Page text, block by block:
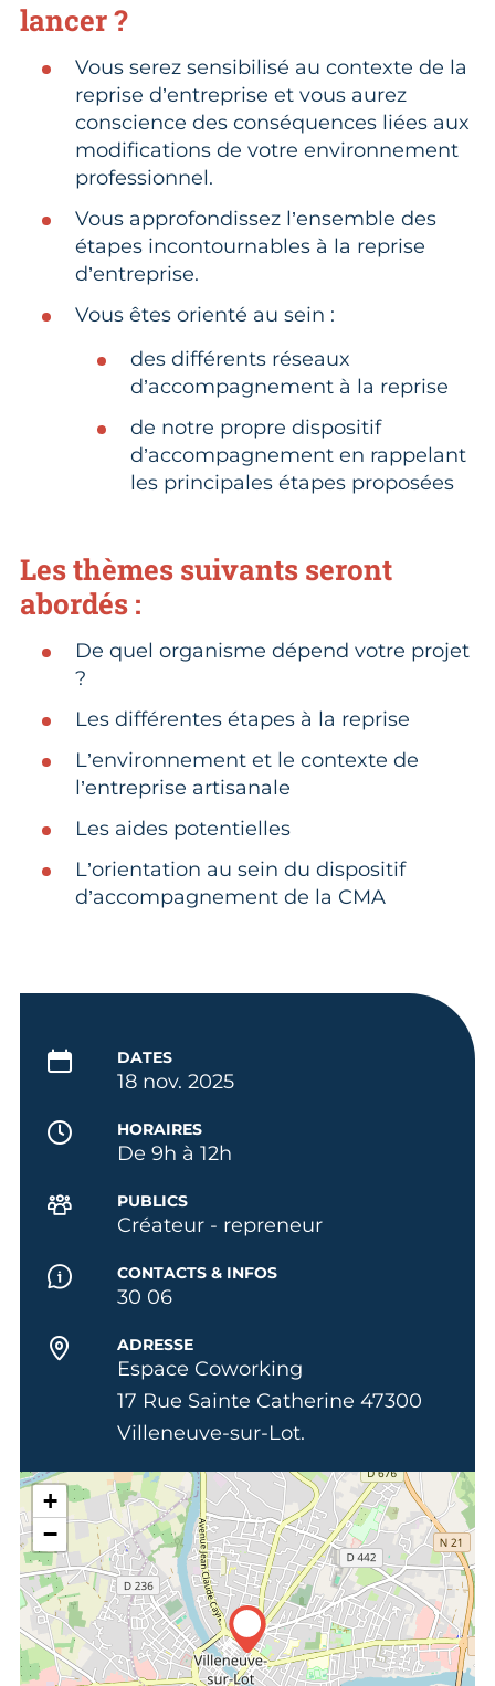
lancer ?
Vous serez sensibilisé au contexte de la
reprise d’entreprise et vous aurez
conscience des conséquences liées aux
modifications de votre environnement
professionnel.
Vous approfondissez l’ensemble des
étapes incontournables à la reprise
d’entreprise.
Vous êtes orienté au sein :
des différents réseaux
d’accompagnement à la reprise
de notre propre dispositif
d’accompagnement en rappelant
les principales étapes proposées
Les thèmes suivants seront
abordés :
De quel organisme dépend votre projet
?
Les différentes étapes à la reprise
L’environnement et le contexte de
l’entreprise artisanale
Les aides potentielles
L’orientation au sein du dispositif
d’accompagnement de la CMA
DATES
18 nov. 2025
HORAIRES
De 9h à 12h
PUBLICS
Créateur - repreneur
CONTACTS & INFOS
30 06
ADRESSE
Espace Coworking
17 Rue Sainte Catherine 47300
Villeneuve-sur-Lot.
+
−